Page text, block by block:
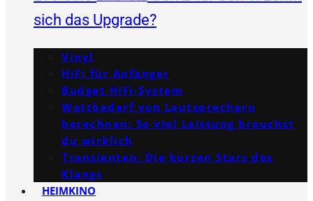
sich das Upgrade?
Vinyl
HiFi für Anfänger
Budget HiFi-System
Wattbedarf von Lautsprechern
berechnen: So viel Leistung brauchst
du wirklich
Transienten: Die kurzen Stars des
Klangs
HEIMKINO